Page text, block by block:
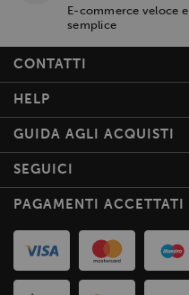
E-commerce veloce e
semplice
CONTATTI
HELP
GUIDA AGLI ACQUISTI
SEGUICI
PAGAMENTI ACCETTATI